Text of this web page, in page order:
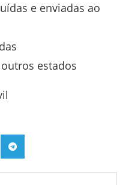
e enviadas ao
estados
Telegram